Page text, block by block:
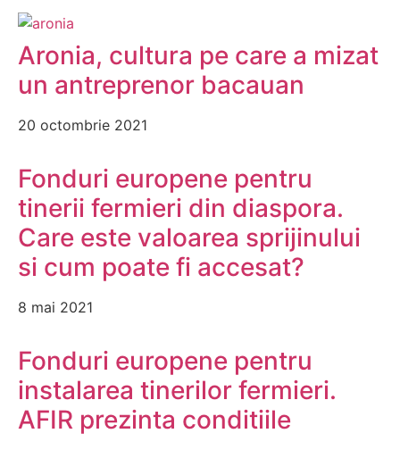
Aronia, cultura pe care a mizat
un antreprenor bacauan
20 octombrie 2021
Fonduri europene pentru
tinerii fermieri din diaspora.
Care este valoarea sprijinului
si cum poate fi accesat?
8 mai 2021
Fonduri europene pentru
instalarea tinerilor fermieri.
AFIR prezinta conditiile